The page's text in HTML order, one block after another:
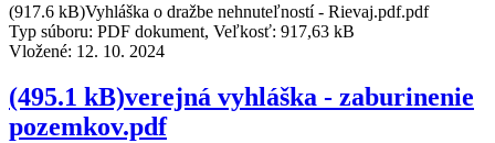
(917.6 kB)Vyhláška o dražbe nehnuteľností - Rievaj.pdf.pdf
Typ súboru: PDF dokument, Veľkosť: 917,63 kB
Vložené: 12. 10. 2024
(495.1 kB)verejná vyhláška - zaburinenie
pozemkov.pdf